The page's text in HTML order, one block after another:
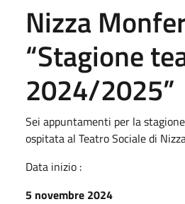
Nizza
“Stagione
2024/2025”
Sei appuntamenti per la
ospitata al Teatro Sociale di
Data inizio :
5 novembre 2024